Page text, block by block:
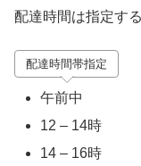
配達時間は指定す
配達時間帯指定
午前中
12 – 14時
14 – 16時